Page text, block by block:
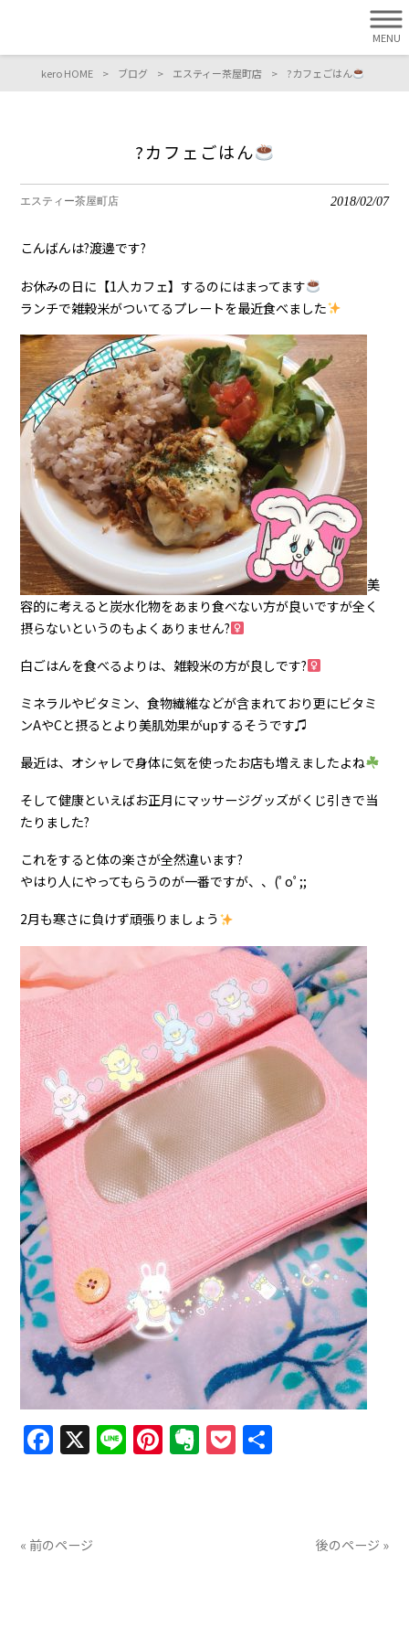
MENU
kero HOME > ブログ > エスティー茶屋町店 > ?カフェごはん
?カフェごはん
エスティー茶屋町店 2018/02/07
こんばんは?渡邊です?
お休みの日に【1人カフェ】するのにはまってます
ランチで雑穀米がついてるプレートを最近食べました
美
容的に考えると炭水化物をあまり食べない方が良いですが全く
摂らないというのもよくありません?‍
白ごはんを食べるよりは、雑穀米の方が良しです?‍
ミネラルやビタミン、食物繊維などが含まれており更にビタミ
ンAやCと摂るとより美肌効果がupするそうです♫
最近は、オシャレで身体に気を使ったお店も増えましたよね
そして健康といえばお正月にマッサージグッズがくじ引きで当
たりました?
これをすると体の楽さが全然違います?
やはり人にやってもらうのが一番ですが、、(ﾟoﾟ;;
2月も寒さに負けず頑張りましょう
Facebook
X LinePinterest
Evernote
Pocket
« 前のページ 後のページ »